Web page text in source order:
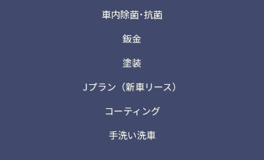
車内除菌･抗菌
鈑金
塗装
Jプラン（新車リース）
コーティング
手洗い洗車